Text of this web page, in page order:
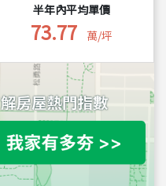
半年內平均單價
73.77 萬/坪